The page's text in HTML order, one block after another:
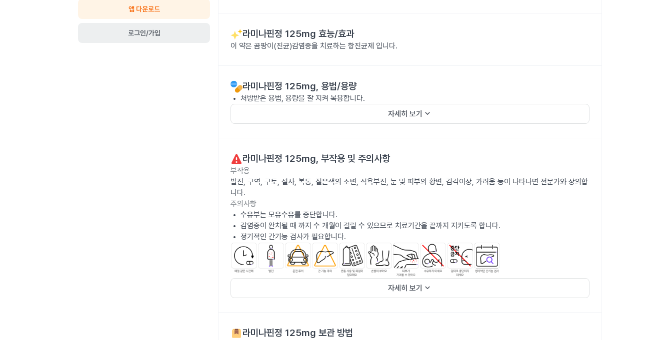
앱 다운로드
로그인/가입 라미나핀정 125mg 효능/효과
이 약은 곰팡이(진균)감염증을 치료하는 항진균제 입니다.
라미나핀정 125mg, 용법/용량
처방받은 용법, 용량을 잘 지켜 복용합니다.
자세히 보기 keyboard_arrow_down
라미나핀정 125mg, 부작용 및 주의사항
부작용
발진, 구역, 구토, 설사, 복통, 짙은색의 소변, 식욕부진, 눈 및 피부의 황변, 감각이상, 가려움 등이 나타나면 전문가와 상의합
니다.
주의사항
수유부는 모유수유를 중단합니다.
감염증이 완치될 때 까지 수 개월이 걸릴 수 있으므로 치료기간을 끝까지 지키도록 합니다.
정기적인 간기능 검사가 필요합니다.
자세히 보기 keyboard_arrow_down
라미나핀정 125mg 보관 방법